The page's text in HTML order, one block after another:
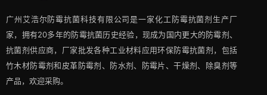
广州艾浩尔防霉抗菌科技有限公司是一家化工防霉抗菌剂生产厂
家，拥有20多年的防霉抗菌历史经验，现成为国内更大的防霉剂、
抗菌剂供应商，厂家批发各种工业材料应用环保防霉抗菌剂，包括
竹木材防霉剂和皮革防霉剂、防水剂、防霉片、干燥剂、除臭剂等
产品，欢迎采购。